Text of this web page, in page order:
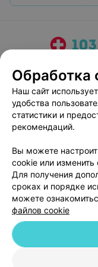
Медицинский
© 2026 ООО «Артокс
Обработка
Наш сайт
удобства
статистики и
рекомендаций.
Вы можете
cookie или изменить
Для получения
сроках и порядке
можете
файлов cookie